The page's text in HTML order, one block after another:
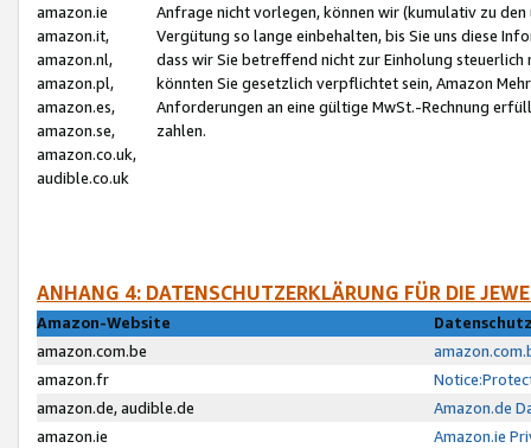
amazon.ie
amazon.it,
amazon.nl,
amazon.pl,
amazon.es,
amazon.se,
amazon.co.uk,
audible.co.uk
Anfrage nicht vorlegen, können wir (kumulativ zu
Vergütung so lange einbehalten, bis Sie uns diese
dass wir Sie betreffend nicht zur Einholung
könnten Sie gesetzlich verpflichtet sein, Amazon
Anforderungen an eine gültige MwSt.-Rechnung
zahlen.
ANHANG 4: DATENSCHUTZERKLÄRUNG FÜR DIE
Amazon-Website
amazon.com.be
amazon.fr
amazon.de, audible.de
Amazon.de
amazon.ie
Amazon.ie